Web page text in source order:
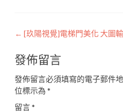
Post
navigation
← [玖陽視覺]電梯門美化 大圖
發佈留言
發佈留言必須填寫的電子郵件
位標示為 *
留言*